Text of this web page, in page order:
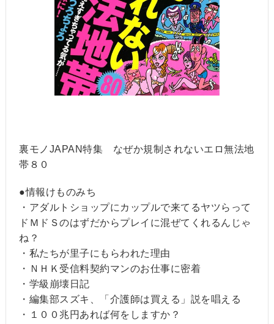
裏モノJAPAN特集 なぜか規制されないエロ無法地
帯８０
●情報けものみち
・アダルトショップにカップルで来てるヤツらって
ドＭドＳのはずだからプレイに混ぜてくれるんじゃ
ね？
・私たちが里子にもらわれた理由
・ＮＨＫ受信料契約マンのお仕事に密着
・学級崩壊日記
・編集部スズキ、「介護師は買える」説を唱える
・１００兆円あれば何をしますか？